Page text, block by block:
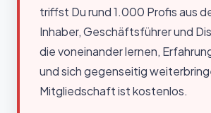
triffst Du rund 1.000 Profis aus
Inhaber, Geschäftsführer und
die voneinander lernen,
und sich gegenseitig
Mitgliedschaft ist kostenlos.